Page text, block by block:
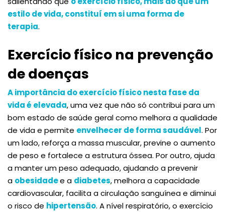
estilo de vida, constituí em si uma forma de
terapia.
Exercício físico na prevenção
de doenças
A importância do exercício físico nesta fase da
vida é elevada, uma vez que não só contribui para um
bom estado de saúde geral como melhora a qualidade
de vida e permite envelhecer de forma saudável. Por
um lado, reforça a massa muscular, previne o aumento
de peso e fortalece a estrutura óssea. Por outro, ajuda
a manter um peso adequado, ajudando a prevenir
a obesidadee a diabetes, melhora a capacidade
cardiovascular, facilita a circulação sanguínea e diminui
o risco de hipertensão. A nível respiratório, o exercício